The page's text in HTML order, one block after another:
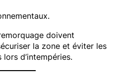
doivent
la zone et éviter les
d’intempéries.